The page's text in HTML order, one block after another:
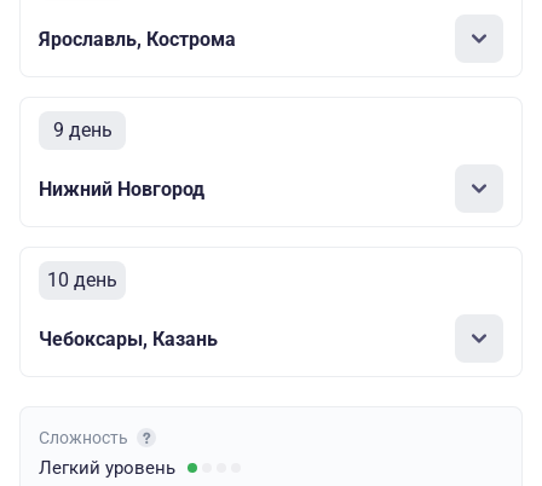
Ярославль, Кострома
9 день
Нижний Новгород
10 день
Чебоксары, Казань
Сложность
Легкий уровень